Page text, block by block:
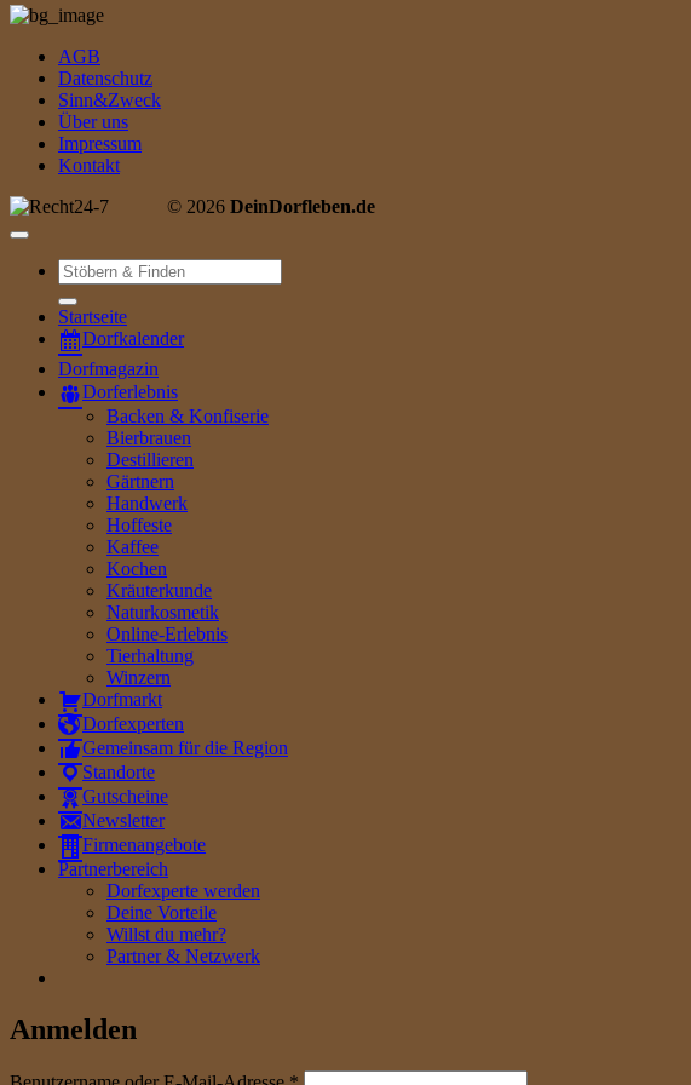
AGB
Datenschutz
Sinn&Zweck
Über uns
Impressum
Kontakt
© 2026 DeinDorfleben.de
Suche
nach:
Startseite
Dorfkalender
Dorfmagazin
Dorferlebnis
Backen & Konfiserie
Bierbrauen
Destillieren
Gärtnern
Handwerk
Hoffeste
Kaffee
Kochen
Kräuterkunde
Naturkosmetik
Online-Erlebnis
Tierhaltung
Winzern
Dorfmarkt
Dorfexperten
Gemeinsam für die Region
Standorte
Gutscheine
Newsletter
Firmenangebote
Partnerbereich
Dorfexperte werden
Deine Vorteile
Willst du mehr?
Partner & Netzwerk
Anmelden